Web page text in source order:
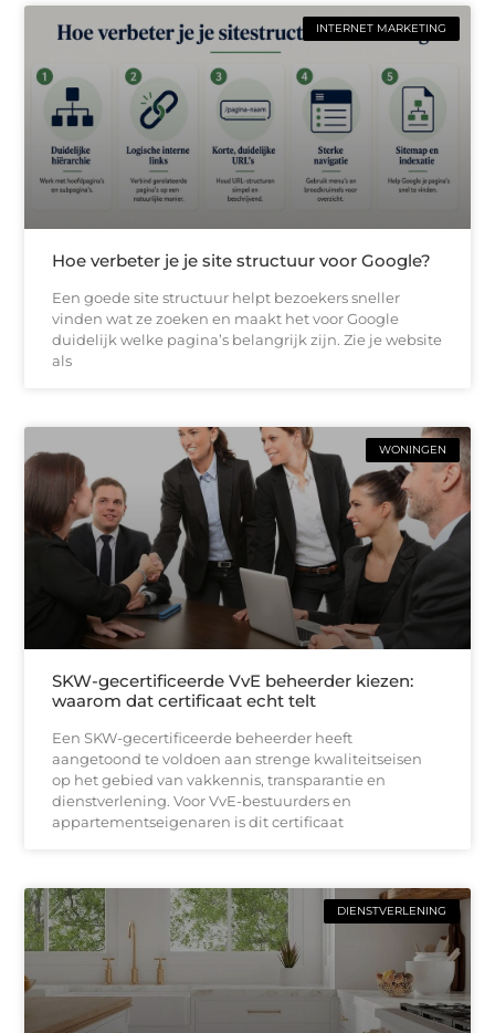
INTERNET MARKETING
Hoe verbeter je je site structuur voor Google?
Een goede site structuur helpt bezoekers sneller
vinden wat ze zoeken en maakt het voor Google
duidelijk welke pagina’s belangrijk zijn. Zie je website
als
WONINGEN
SKW-gecertificeerde VvE beheerder kiezen:
waarom dat certificaat echt telt
Een SKW-gecertificeerde beheerder heeft
aangetoond te voldoen aan strenge kwaliteitseisen
op het gebied van vakkennis, transparantie en
dienstverlening. Voor VvE-bestuurders en
appartementseigenaren is dit certificaat
DIENSTVERLENING